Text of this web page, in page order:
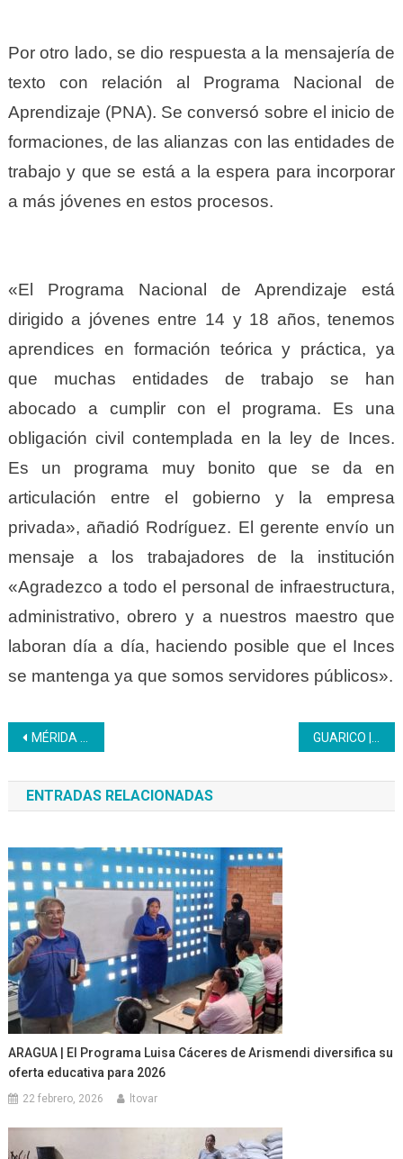
Por otro lado, se dio respuesta a la mensajería de
texto con relación al Programa Nacional de
Aprendizaje (PNA). Se conversó sobre el inicio de
formaciones, de las alianzas con las entidades de
trabajo y que se está a la espera para incorporar
a más jóvenes en estos procesos.
«El Programa Nacional de Aprendizaje está
dirigido a jóvenes entre 14 y 18 años, tenemos
aprendices en formación teórica y práctica, ya
que muchas entidades de trabajo se han
abocado a cumplir con el programa. Es una
obligación civil contemplada en la ley de Inces.
Es un programa muy bonito que se da en
articulación entre el gobierno y la empresa
privada», añadió Rodríguez. El gerente envío un
mensaje a los trabajadores de la institución
«Agradezco a todo el personal de infraestructura,
administrativo, obrero y a nuestros maestro que
laboran día a día, haciendo posible que el Inces
se mantenga ya que somos servidores públicos».
Navegación
de
entradas
MÉRIDA | Guías de montaña avanzan con la unidad curricular Técnicas de Orientación Cartográfica
ENTRADAS RELACIONADAS
ARAGUA | El Programa Luisa Cáceres de Arismendi diversifica su
oferta educativa para 2026
22 febrero, 2026 ltovar